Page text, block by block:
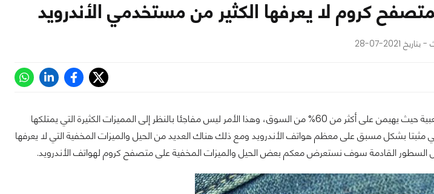
2021-07-28
يعد متصفح جوجل كروم أكثر المتصفحات شعبية حيث يهيمن على أكثر من 60% من السوق، وهذا الأمر ليس مفاجئا بالنظر إلى المميزات الكثيرة التي يمتلكها
مثبتا بشكل مسبق على معظم هواتف الأندرويد ومع ذلك هناك العديد من الحيل والميزات المخفية التي لا يعرفها
القادمة سوف نستعرض معكم بعض الحيل والميزات المخفية على متصفح كروم لهواتف الأندرويد.